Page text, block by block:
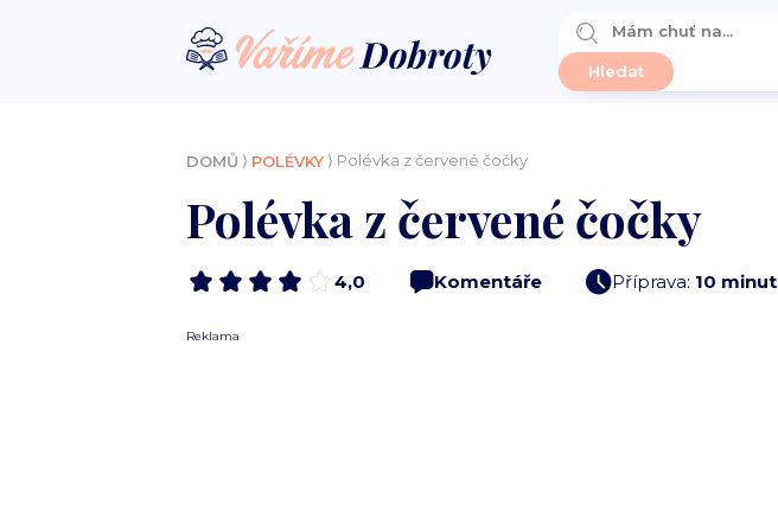
DOMŮ ⟩ POLÉVKY⟩ Polévka z červené čočky
Polévka z červené čočky
4,0 Komentáře Příprava: 10 minut
Reklama